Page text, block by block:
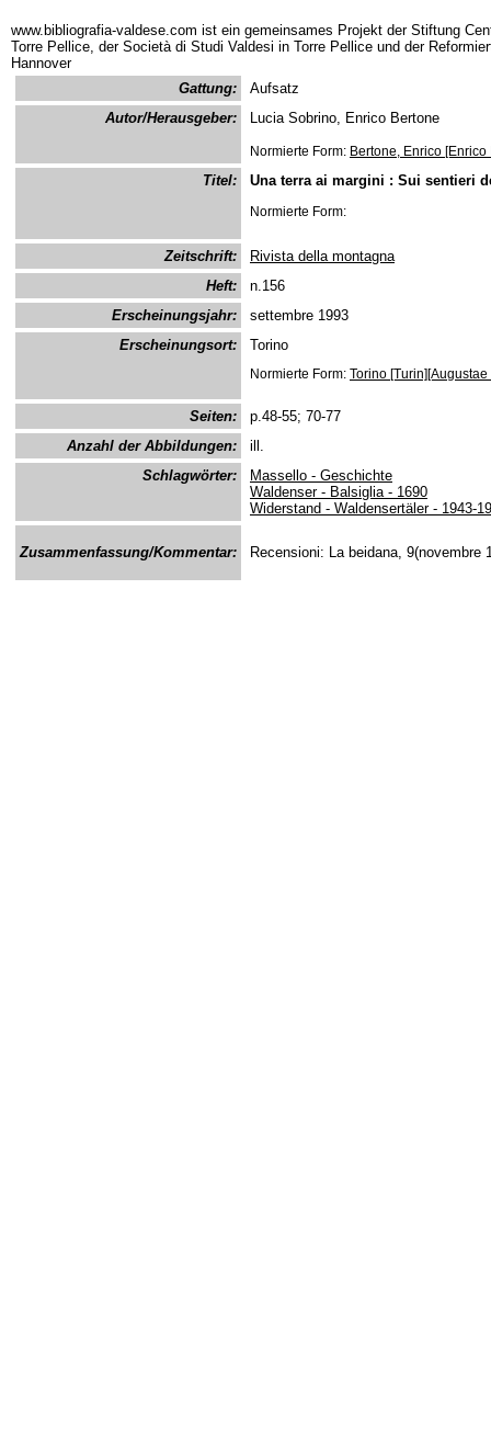
www.bibliografia-valdese.com ist ein gemeinsames Projekt der Stiftung
Torre Pellice, der Società di Studi Valdesi in Torre Pellice und der
Hannover
Gattung:
Aufsatz
Autor/Herausgeber:
Lucia Sobrino, Enrico Bertone
Normierte Form: Bertone, Enrico [Enrico
Titel: Una terra ai margini : Sui sentieri
Normierte Form:
Zeitschrift:
Rivista della montagna
Heft:
n.156
Erscheinungsjahr:
settembre 1993
Erscheinungsort:
Torino
Normierte Form: Torino
Seiten:
p.48-55; 70-77
Anzahl der Abbildungen:
ill.
Schlagwörter:
Massello - Geschichte
Waldenser - Balsiglia - 1690
Widerstand - Waldensertäler - 1943-
Zusammenfassung/Kommentar: Recensioni: La beidana, 9(novembre